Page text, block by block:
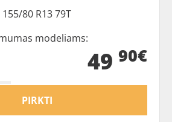
155/80 R13 79T
modeliams:
49 90€
PIRKTI